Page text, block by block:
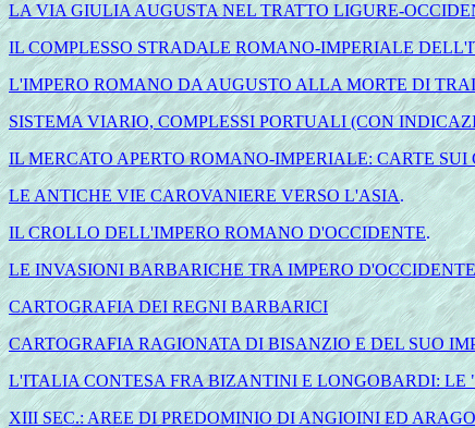
LA VIA GIULIA AUGUSTA NEL TRATTO LIGURE-
IL COMPLESSO STRADALE ROMANO-IMPERIALE
L'IMPERO ROMANO DA AUGUSTO ALLA MORTE DI
SISTEMA VIARIO, COMPLESSI PORTUALI (CON
IL MERCATO APERTO ROMANO-IMPERIALE: CARTE
LE ANTICHE VIE CAROVANIERE VERSO L'ASIA.
IL CROLLO DELL'IMPERO ROMANO D'OCCIDENTE.
LE INVASIONI BARBARICHE TRA IMPERO
CARTOGRAFIA DEI REGNI BARBARICI
CARTOGRAFIA RAGIONATA DI BISANZIO E DEL SUO
L'ITALIA CONTESA FRA BIZANTINI E LONGOBARDI:
XIII SEC.: AREE DI PREDOMINIO DI ANGIOINI ED